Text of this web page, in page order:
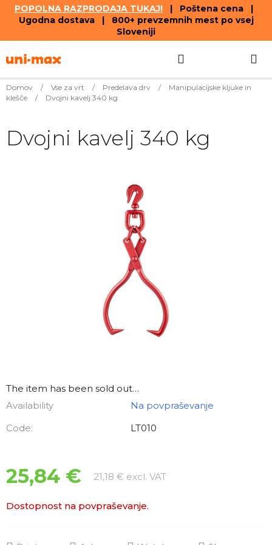
POPOLNA RAZPRODAJA TUKAJ!| Poštena cena |
Ugodna dostava | 800+ prevzemnih mest po vsej
Sloveniji
to
Domov / Vse za vrt / Predelava drv /
Manipulacijske kljuke in
klešče
/ Dvojni kavelj 340 kg
The item has been sold out…
Availability
Na povpraševanje
Code:
LT010
25,84 € 21,18 € excl. VATMeasure price:
Dostopnost na povpraševanje.
Dvojni kavelj 340 kg